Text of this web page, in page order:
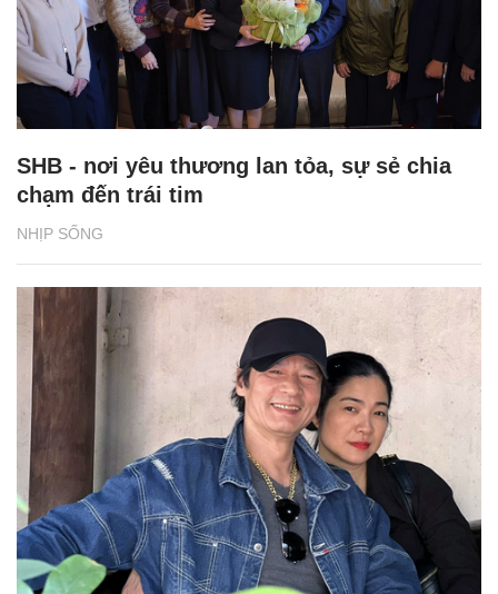
NHỊP SỐNG
SHB - nơi yêu thương lan tỏa, sự sẻ chia
chạm đến trái tim